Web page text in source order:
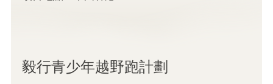
毅行青少年越野跑計劃